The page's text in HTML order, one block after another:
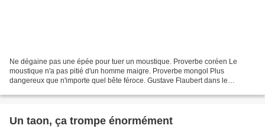
Ne dégaine pas une épée pour tuer un moustique. Proverbe coréen Le
moustique n'a pas pitié d'un homme maigre. Proverbe mongol Plus
dangereux que n'importe quel bête féroce. Gustave Flaubert dans le
Un taon, ça trompe énormément